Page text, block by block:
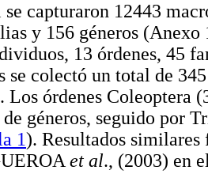
capturaron 12443
y 156 géneros (Anexo
13 órdenes, 45
se colectó un total de
Los órdenes Coleoptera
géneros, seguido por
1). Resultados similares
et al., (2003) en